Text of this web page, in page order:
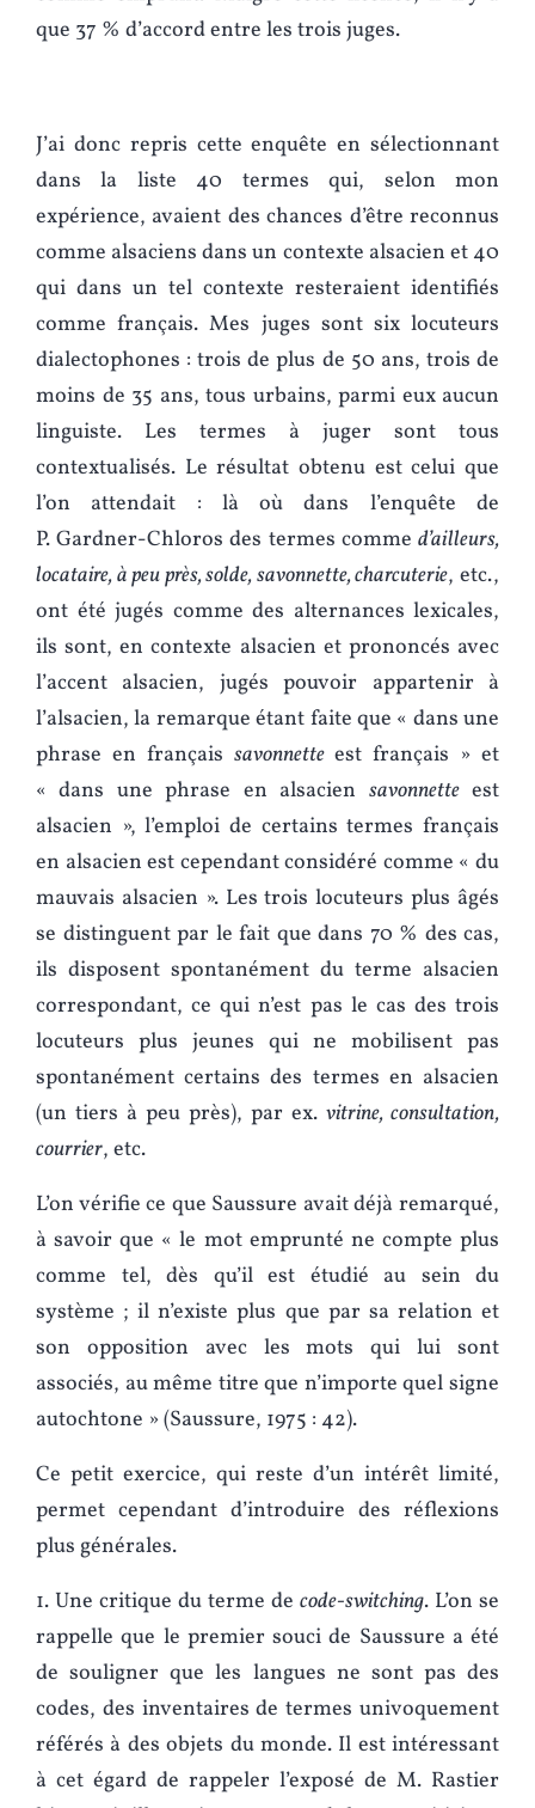
que 37 % d’accord entre les trois juges.
J’ai donc repris cette enquête en sélectionnant
dans la liste 40 termes qui, selon mon
expérience, avaient des chances d’être reconnus
comme alsaciens dans un contexte alsacien et 40
qui dans un tel contexte resteraient identifiés
comme français. Mes juges sont six locuteurs
dialectophones : trois de plus de 50 ans, trois de
moins de 35 ans, tous urbains, parmi eux aucun
linguiste. Les termes à juger sont tous
contextualisés. Le résultat obtenu est celui que
l’on attendait : là où dans l’enquête de
P. Gardner-Chloros des termes comme d’ailleurs,
locataire, à peu près, solde, savonnette, charcuterie, etc.,
ont été jugés comme des alternances lexicales,
ils sont, en contexte alsacien et prononcés avec
l’accent alsacien, jugés pouvoir appartenir à
l’alsacien, la remarque étant faite que « dans une
phrase en français savonnetteest français » et
« dans une phrase en alsacien savonnetteest
alsacien », l’emploi de certains termes français
en alsacien est cependant considéré comme « du
mauvais alsacien ». Les trois locuteurs plus âgés
se distinguent par le fait que dans 70 % des cas,
ils disposent spontanément du terme alsacien
correspondant, ce qui n’est pas le cas des trois
locuteurs plus jeunes qui ne mobilisent pas
spontanément certains des termes en alsacien
(un tiers à peu près), par ex. vitrine, consultation,
courrier, etc.
L’on vérifie ce que Saussure avait déjà remarqué,
à savoir que « le mot emprunté ne compte plus
comme tel, dès qu’il est étudié au sein du
système ; il n’existe plus que par sa relation et
son opposition avec les mots qui lui sont
associés, au même titre que n’importe quel signe
autochtone » (Saussure, 1975 : 42).
Ce petit exercice, qui reste d’un intérêt limité,
permet cependant d’introduire des réflexions
plus générales.
1. Une critique du terme de code-switching. L’on se
rappelle que le premier souci de Saussure a été
de souligner que les langues ne sont pas des
codes, des inventaires de termes univoquement
référés à des objets du monde. Il est intéressant
à cet égard de rappeler l’exposé de M. Rastier